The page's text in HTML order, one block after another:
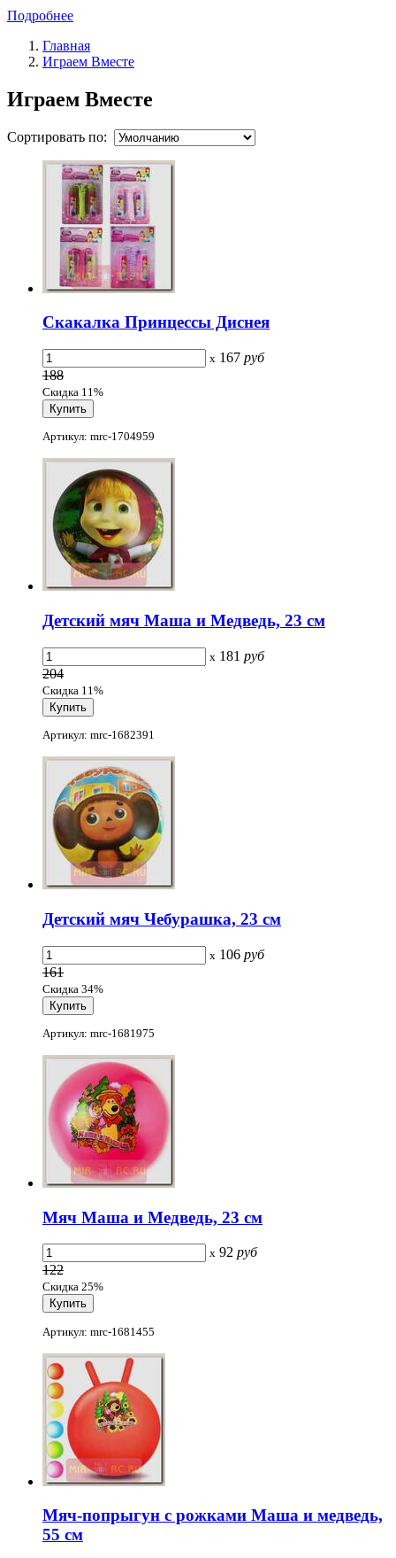
Подробнее
Главная
Играем Вместе
Играем Вместе
Сортировать по:
Скакалка Принцессы Диснея
x 167 руб
188
Скидка 11%
Артикул: mrc-1704959
Детский мяч Маша и Медведь, 23 см
x 181 руб
204
Скидка 11%
Артикул: mrc-1682391
Детский мяч Чебурашка, 23 см
x 106 руб
161
Скидка 34%
Артикул: mrc-1681975
Мяч Маша и Медведь, 23 см
x 92 руб
122
Скидка 25%
Артикул: mrc-1681455
Мяч-попрыгун с рожками Маша и медведь,
55 см